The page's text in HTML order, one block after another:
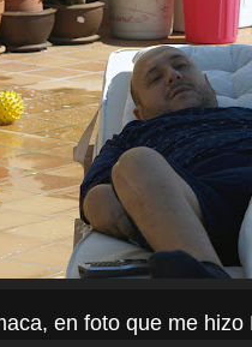
en foto que me hizo